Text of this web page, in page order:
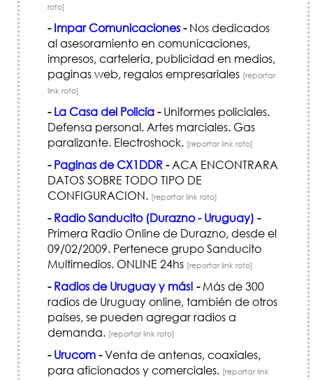
roto]
- Impar Comunicaciones-Nos dedicados
al asesoramiento en comunicaciones,
impresos, carteleria, publicidad en medios,
paginas web, regalos empresariales [reportar
link roto]
- La Casa del Policía-Uniformes policiales.
Defensa personal. Artes marciales. Gas
paralizante. Electroshock. [reportar link roto]
- Paginas de CX1DDR-ACA ENCONTRARA
DATOS SOBRE TODO TIPO DE
CONFIGURACION. [reportar link roto]
- Radio Sanducito (Durazno - Uruguay) -
Primera Radio Online de Durazno, desde el
09/02/2009. Pertenece grupo Sanducito
Multimedios. ONLINE 24hs [reportar link roto]
- Radios de Uruguay y más! -Más de 300
radios de Uruguay online, también de otros
países, se pueden agregar radios a
demanda. [reportar link roto]
- Urucom-Venta de antenas, coaxiales,
para aficionados y comerciales. [reportar link